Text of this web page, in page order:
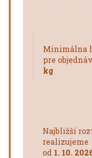
Minimálna
pre
kg
Najbližší
realizujeme
od 1. 10.